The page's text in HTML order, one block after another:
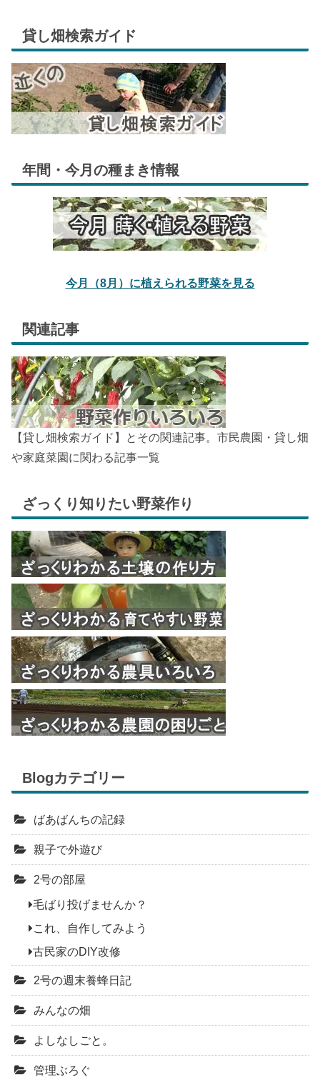
貸し畑検索ガイド
年間・今月の種まき情報
今月（8月）に植えられる野菜を見る
関連記事
【貸し畑検索ガイド】とその関連記事。市民農園・貸し畑
や家庭菜園に関わる記事一覧
ざっくり知りたい野菜作り
Blogカテゴリー
ばあばんちの記録
親子で外遊び
2号の部屋
毛ばり投げませんか？
これ、自作してみよう
古民家のDIY改修
2号の週末養蜂日記
みんなの畑
よしなしごと。
管理ぶろぐ